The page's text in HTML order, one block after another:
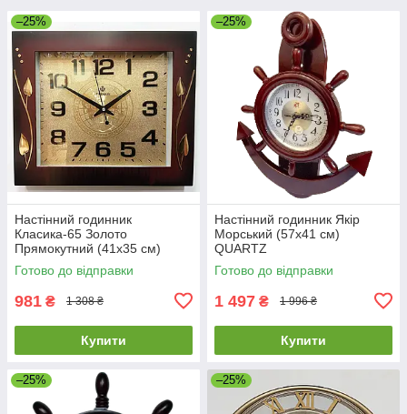
–25%
Настінний годинник
Класика-65 Золото
Прямокутний (41х35 cм)
Готово до відправки
981 ₴ 1 308 ₴
Купити
–25%
Настінний годинник Якір
Морський (57х41 см)
QUARTZ
Готово до відправки
1 497 ₴ 1 996 ₴
Купити
–25% –25%